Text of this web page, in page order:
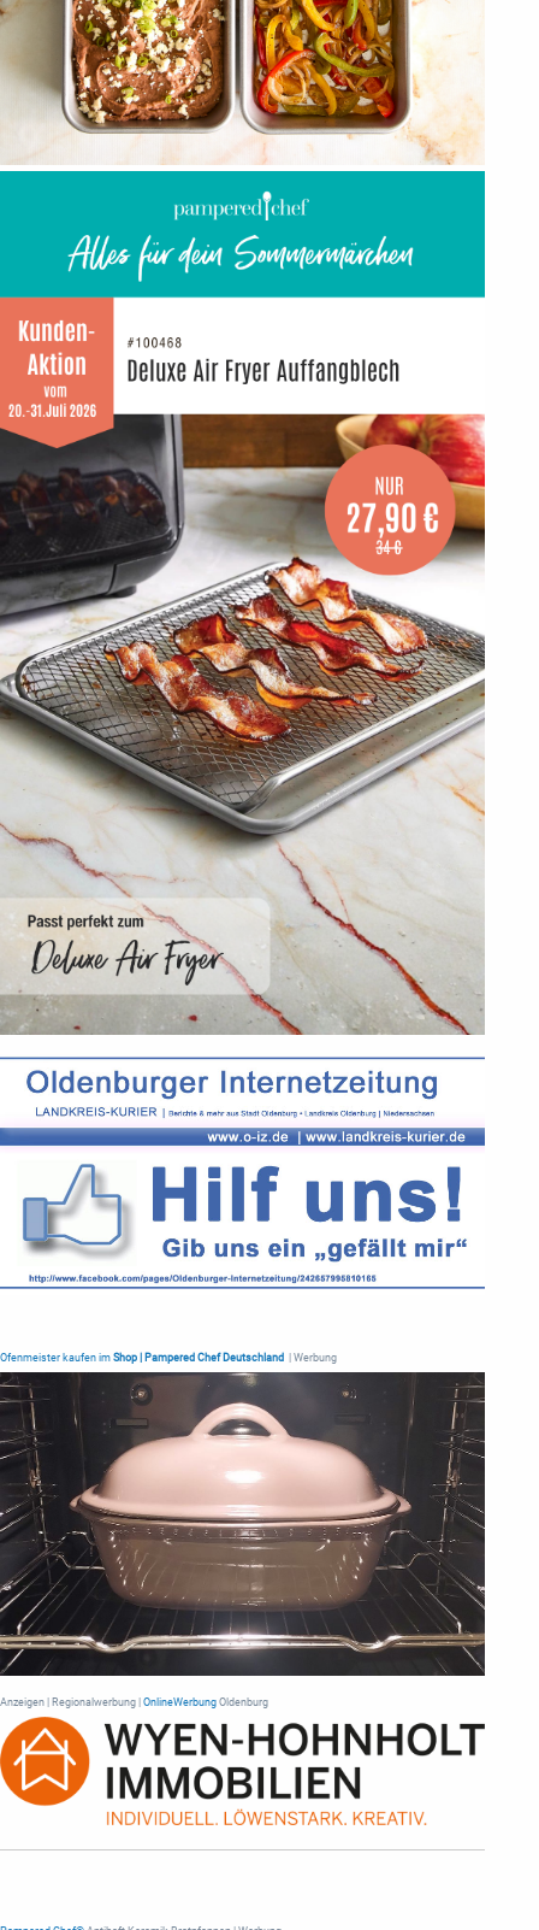
Ofenmeister kaufen im Shop | Pampered Chef Deutschland | Werbung
Anzeigen | Regionalwerbung | OnlineWerbung Oldenburg